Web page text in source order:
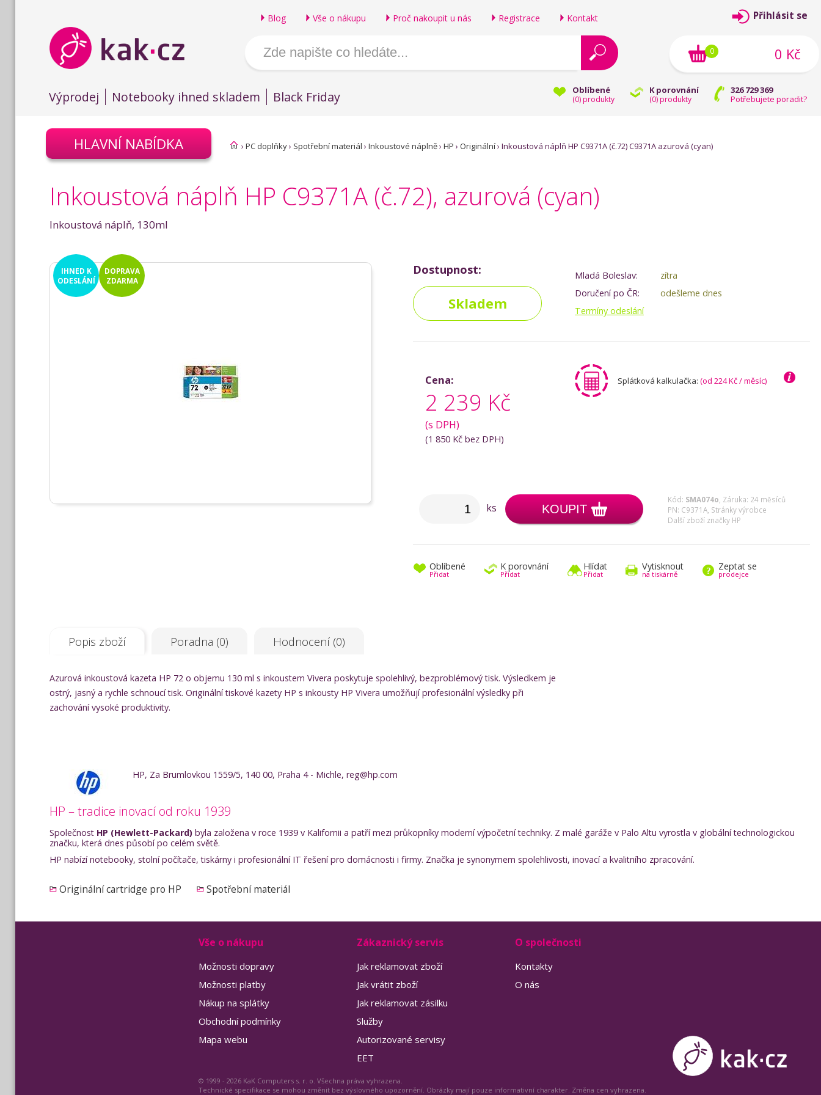
Blog Vše o nákupu Proč nakoupit u nás Registrace Kontakt
Oblíbené
(0) produkty
K porovnání
(0) produkty
326 729 369
Potřebujete poradit?
Výprodej Notebooky ihned skladem Black Friday
Přihlásit se
0 Kč
0
HLAVNÍ NABÍDKA › PC doplňky› Spotřební materiál › Inkoustové náplně› HP › Originální› Inkoustová náplň HP C9371A (č.72) C9371A azurová (cyan)
Inkoustová náplň HP C9371A (č.72), azurová (cyan)
Inkoustová náplň, 130ml
IHNED K
ODESLÁNÍ
DOPRAVA
ZDARMA
Dostupnost:
Skladem
Mladá Boleslav:
zítra
Doručení po ČR:
odešleme dnes
Termíny odeslání
Cena:
2 239 Kč
(s DPH)
(1 850 Kč bez DPH)
Splátková kalkulačka: (od 224 Kč / měsíc)
ks KOUPIT
Kód: SMA074o Záruka: 24 měsíců
PN: C9371A, Stránky výrobce
Další zboží značky HP
Oblíbené
Přidat
K porovnání
Přidat
Hlídat
Přidat
Vytisknout
na tiskárně
Zeptat se
prodejce
Popis zboží Poradna (0) Hodnocení (0)
Azurová inkoustová kazeta HP 72 o objemu 130 ml s inkoustem Vivera poskytuje spolehlivý, bezproblémový tisk. Výsledkem je
ostrý, jasný a rychle schnoucí tisk. Originální tiskové kazety HP s inkousty HP Vivera umožňují profesionální výsledky při
zachování vysoké produktivity.
HP, Za Brumlovkou 1559/5, 140 00, Praha 4 - Michle, reg@hp.com
HP – tradice inovací od roku 1939
Společnost HP (Hewlett-Packard) byla založena v roce 1939 v Kalifornii a patří mezi průkopníky moderní výpočetní techniky. Z malé garáže v Palo Altu vyrostla v globální technologickou
značku, která dnes působí po celém světě.
HP nabízí notebooky, stolní počítače, tiskárny i profesionální IT řešení pro domácnosti i firmy. Značka je synonymem spolehlivosti, inovací a kvalitního zpracování.
Originální cartridge pro HP Spotřební materiál
Vše o nákupu
Možnosti dopravy
Možnosti platby
Nákup na splátky
Obchodní podmínky
Mapa webu
Zákaznický servis
Jak reklamovat zboží
Jak vrátit zboží
Jak reklamovat zásilku
Služby
Autorizované servisy
EET
O společnosti
Kontakty
O nás
© 1999 - 2026 KaK Computers s. r. o. Všechna práva vyhrazena.
Technické specifikace se mohou změnit bez výslovného upozornění. Obrázky mají pouze informativní charakter. Změna cen vyhrazena.